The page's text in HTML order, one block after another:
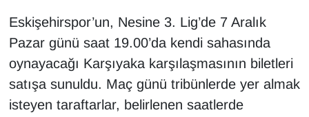
Eskişehirspor’un, Nesine 3. Lig’de 7 Aralık
Pazar günü saat 19.00’da kendi sahasında
oynayacağı Karşıyaka karşılaşmasının biletleri
satışa sunuldu. Maç günü tribünlerde yer almak
isteyen taraftarlar, belirlenen saatlerde